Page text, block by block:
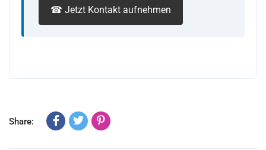
☎ Jetzt Kontakt aufnehmen
Share: